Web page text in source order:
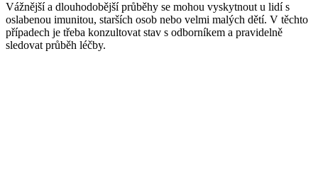
Vážnější a dlouhodobější průběhy se mohou vyskytnout u lidí s
oslabenou imunitou, starších osob nebo velmi malých dětí. V těchto
případech je třeba konzultovat stav s odborníkem a pravidelně
sledovat průběh léčby.